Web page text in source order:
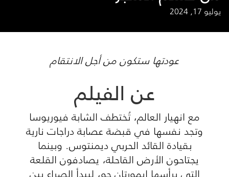
يوليو 17, 2024
عودتها ستكون من أجل الانتقام
عن الفيلم
مع انهيار العالم، تُختطف الشابة فيوريوسا
وتجد نفسها في قبضة عصابة دراجات نارية
بقيادة القائد الحربي ديمنتوس. وبينما
يجتاحون الأرض القاحلة، يصادفون القلعة